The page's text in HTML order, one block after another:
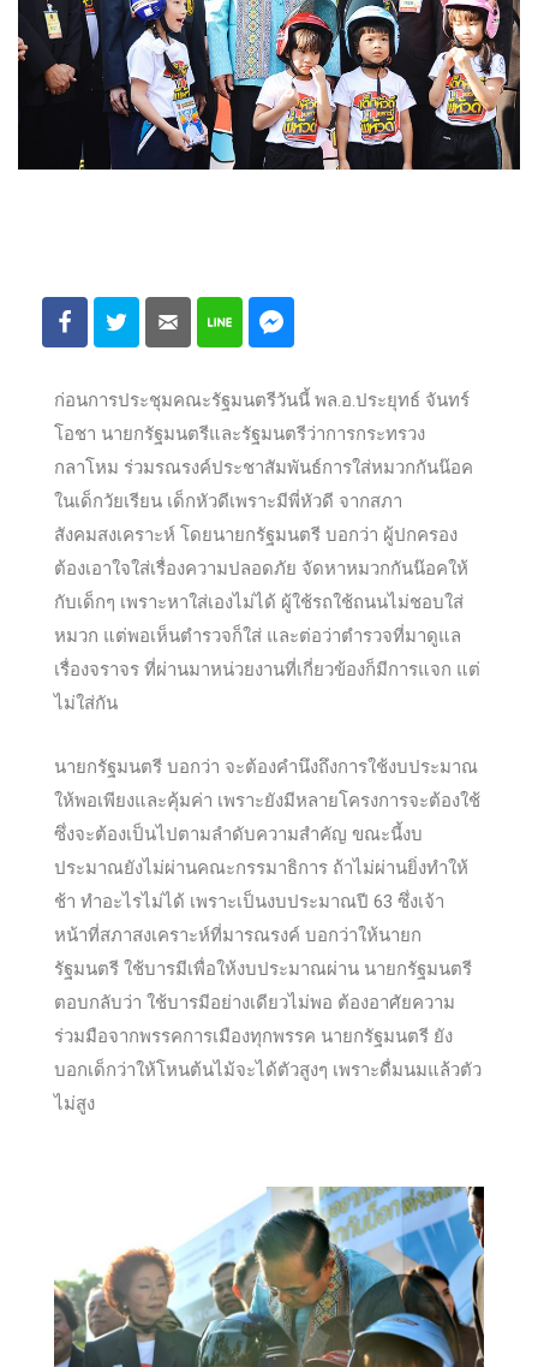
ก่อนการประชุมคณะรัฐมนตรีวันนี้ พล.อ.ประยุทธ์ จันทร์
โอชา นายกรัฐมนตรีและรัฐมนตรีว่าการกระทรวง
กลาโหม ร่วมรณรงค์ประชาสัมพันธ์การใส่หมวกกันน๊อค
ในเด็กวัยเรียน เด็กหัวดีเพราะมีพี่หัวดี จากสภา
สังคมสงเคราะห์ โดยนายกรัฐมนตรี บอกว่า ผู้ปกครอง
ต้องเอาใจใส่เรื่องความปลอดภัย จัดหาหมวกกันน๊อคให้
กับเด็กๆ เพราะหาใส่เองไม่ได้ ผู้ใช้รถใช้ถนนไม่ชอบใส่
หมวก แต่พอเห็นตำรวจก็ใส่ และต่อว่าตำรวจที่มาดูแล
เรื่องจราจร ที่ผ่านมาหน่วยงานที่เกี่ยวข้องก็มีการแจก แต่
ไม่ใส่กัน
นายกรัฐมนตรี บอกว่า จะต้องคำนึงถึงการใช้งบประมาณ
ให้พอเพียงและคุ้มค่า เพราะยังมีหลายโครงการจะต้องใช้
ซึ่งจะต้องเป็นไปตามลำดับความสำคัญ ขณะนี้งบ
ประมาณยังไม่ผ่านคณะกรรมาธิการ ถ้าไม่ผ่านยิ่งทำให้
ช้า ทำอะไรไม่ได้ เพราะเป็นงบประมาณปี 63 ซึ่งเจ้า
หน้าที่สภาสงเคราะห์ที่มารณรงค์ บอกว่าให้นายก
รัฐมนตรี ใช้บารมีเพื่อให้งบประมาณผ่าน นายกรัฐมนตรี
ตอบกลับว่า ใช้บารมีอย่างเดียวไม่พอ ต้องอาศัยความ
ร่วมมือจากพรรคการเมืองทุกพรรค นายกรัฐมนตรี ยัง
บอกเด็กว่าให้โหนต้นไม้จะได้ตัวสูงๆ เพราะดื่มนมแล้วตัว
ไม่สูง